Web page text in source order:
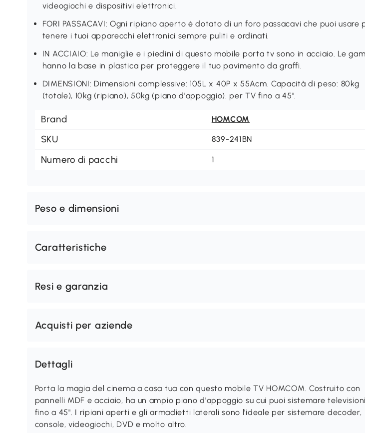
videogiochi e dispositivi elettronici.
FORI PASSACAVI: Ogni ripiano aperto è dotato di un foro passacavi che puoi usare
tenere i tuoi apparecchi elettronici sempre puliti e ordinati.
IN ACCIAIO: Le maniglie e i piedini di questo mobile porta tv sono in acciaio. Le
hanno la base in plastica per proteggere il tuo pavimento da graffi.
DIMENSIONI: Dimensioni complessive: 105L x 40P x 55Acm. Capacità di peso: 80kg
(totale), 10kg (ripiano), 50kg (piano d'appoggio). per TV fino a 45".
Brand HOMCOM
SKU 839-241BN
Numero di pacchi 1
Peso e dimensioni
Caratteristiche
Resi e garanzia
Acquisti per aziende
Dettagli
Porta la magia del cinema a casa tua con questo mobile TV HOMCOM. Costruito con
pannelli MDF e acciaio, ha un ampio piano d'appoggio su cui puoi sistemare televisioni
fino a 45". I ripiani aperti e gli armadietti laterali sono l'ideale per sistemare decoder,
console, videogiochi, DVD e molto altro.